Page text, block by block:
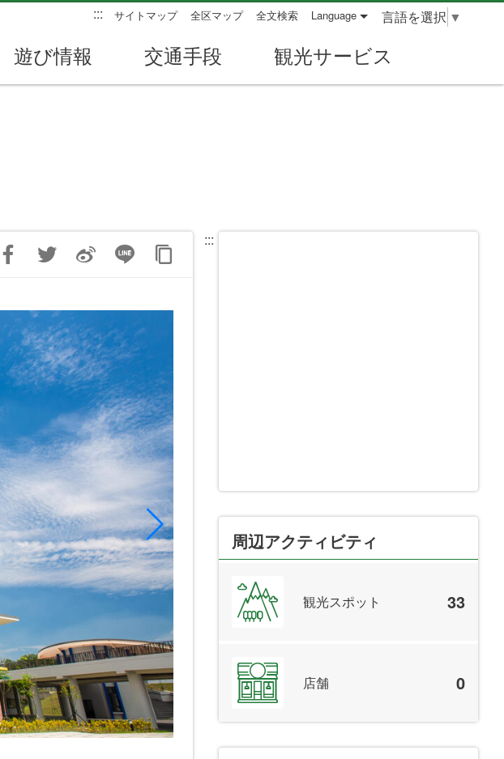
::: サイトマップ 全区マップ 全文検索 Language 言語を選択 ▼
遊び情報 交通手段 観光サービス
:::
周辺アクティビティ
観光スポット 33
店舗 0